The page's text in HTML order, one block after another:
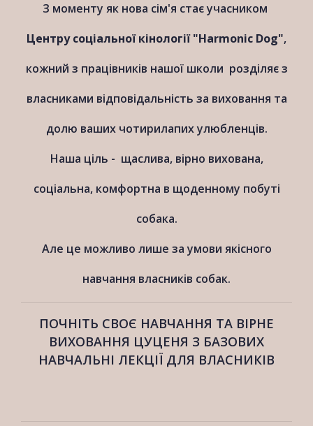
З моменту як нова сім'я стає учасником
Центру соціальної кінології "Harmonic Dog",
кожний з працівників нашої школи розділяє з
власниками відповідальність за виховання та
долю ваших чотирилапих улюбленців.
Наша ціль - щаслива, вірно вихована,
соціальна, комфортна в щоденному побуті
собака.
Але це можливо лише за умови якісного
навчання власників собак.
ПОЧНІТЬ СВОЄ НАВЧАННЯ ТА ВІРНЕ
ВИХОВАННЯ ЦУЦЕНЯ З БАЗОВИХ
НАВЧАЛЬНІ ЛЕКЦІЇ ДЛЯ ВЛАСНИКІВ